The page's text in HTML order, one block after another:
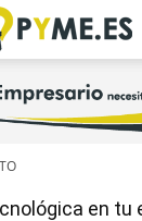
en tu